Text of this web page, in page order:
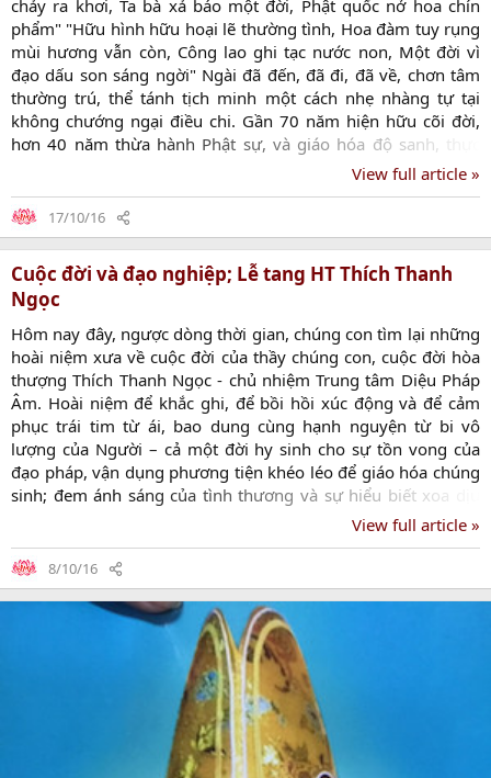
chảy ra khơi, Ta bà xả báo một đời, Phật quốc nở hoa chín
phẩm" "Hữu hình hữu hoại lẽ thường tình, Hoa đàm tuy rụng
mùi hương vẫn còn, Công lao ghi tạc nước non, Một đời vì
đạo dấu son sáng ngời" Ngài đã đến, đã đi, đã về, chơn tâm
thường trú, thể tánh tịch minh một cách nhẹ nhàng tự tại
không chướng ngại điều chi. Gần 70 năm hiện hữu cõi đời,
hơn 40 năm thừa hành Phật sự, và giáo hóa độ sanh, thực
hành hạnh nguyện của một trưởng tử Như Lai, tiếp dẫn hậu
giáo hội Phật giáo Việt Nam, thực hiện sứ mạng cao cả, đưa
Phật giáo Việt Nam hòa nhập và đồng hành cùng xã hội, cùng
với dân tộc, góp phần công đức đưa Phật giáo Việt...
View full article »
17/10/16
Cuộc đời và đạo nghiệp; Lễ tang HT Thích Thanh
Ngọc
Hôm nay đây, ngược dòng thời gian, chúng con tìm lại những
hoài niệm xưa về cuộc đời của thầy chúng con, cuộc đời hòa
thượng Thích Thanh Ngọc - chủ nhiệm Trung tâm Diệu Pháp
Âm. Hoài niệm để khắc ghi, để bồi hồi xúc động và để cảm
phục trái tim từ ái, bao dung cùng hạnh nguyện từ bi vô
lượng của Người – cả một đời hy sinh cho sự tồn vong của
đạo pháp, vận dụng phương tiện khéo léo để giáo hóa chúng
sinh; đem ánh sáng của tình thương và sự hiểu biết xoa dịu
nỗi đau của những mảnh đời bất hạnh. Chúng tôi xin mời các
Ân Phụng tống kim quan trà tỳ
View full article »
8/10/16